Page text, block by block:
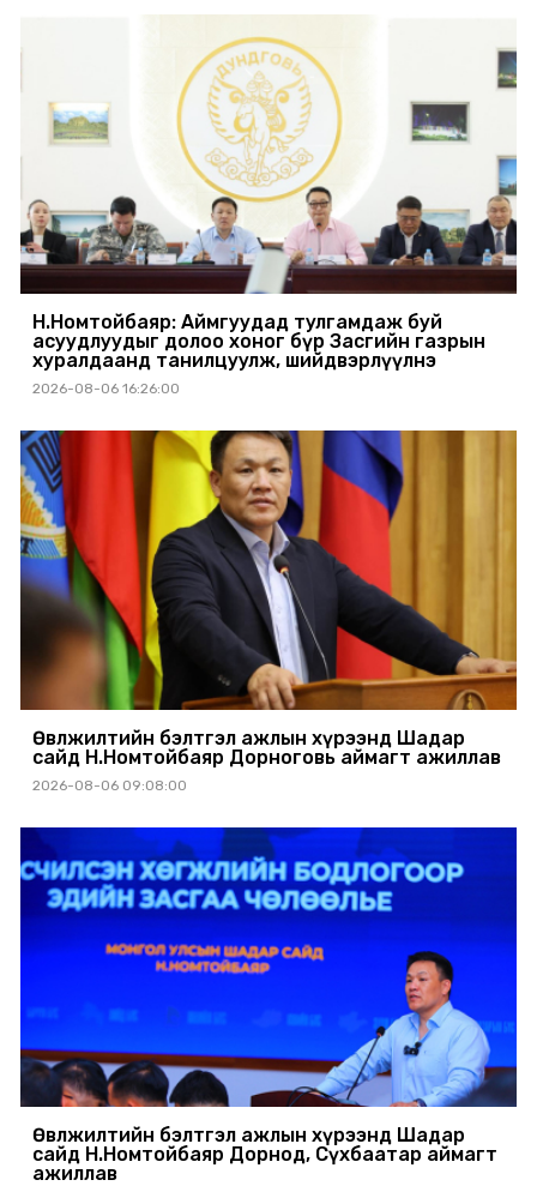
Н.Номтойбаяр: Аймгуудад тулгамдаж буй
асуудлуудыг долоо хоног бүр Засгийн газрын
хуралдаанд танилцуулж, шийдвэрлүүлнэ
2026-08-06 16:26:00
Өвөлжилтийн бэлтгэл ажлын хүрээнд Шадар
сайд Н.Номтойбаяр Дорноговь аймагт ажиллав
2026-08-06 09:08:00
Өвөлжилтийн бэлтгэл ажлын хүрээнд Шадар
сайд Н.Номтойбаяр Дорнод, Сүхбаатар аймагт
ажиллав